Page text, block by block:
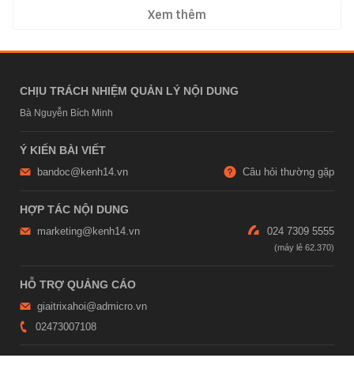
Xem thêm
CHỊU TRÁCH NHIỆM QUẢN LÝ NỘI DUNG
Bà Nguyễn Bích Minh
Ý KIẾN BÀI VIẾT
bandoc@kenh14.vn Câu hỏi thường gặp
HỢP TÁC NỘI DUNG
marketing@kenh14.vn 024 7309 5555
HỖ TRỢ QUẢNG CÁO
giaitrixahoi@admicro.vn
02473007108